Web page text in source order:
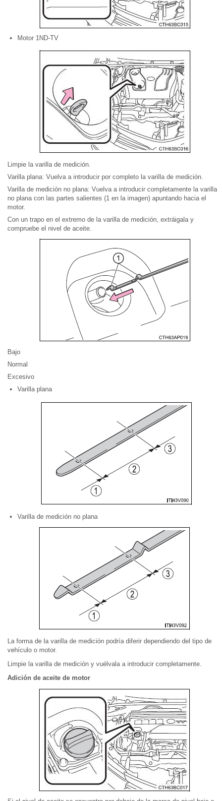
Motor 1ND-TV
Limpie la varilla de medición.
Varilla plana: Vuelva a introducir por completo la varilla de medición.
Varilla de medición no plana: Vuelva a introducir completamente la varilla
no plana con las partes salientes (1 en la imagen) apuntando hacia el
motor.
Con un trapo en el extremo de la varilla de medición, extráigala y
compruebe el nivel de aceite.
Bajo
Normal
Excesivo
Varilla plana
Varilla de medición no plana
La forma de la varilla de medición podría diferir dependiendo del tipo de
vehículo o motor.
Limpie la varilla de medición y vuélvala a introducir completamente.
Adición de aceite de motor